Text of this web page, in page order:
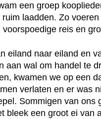
een groep
ruim laadden. Zo
reis en
eiland naar eiland en
aan wal om handel te
kwamen we op een
verlaten en er was
Sommigen van ons
bleek een groot ei van